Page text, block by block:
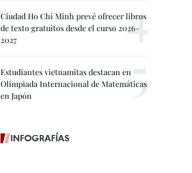
Ciudad Ho Chi Minh prevé ofrecer libros
de texto gratuitos desde el curso 2026-
2027
Estudiantes vietnamitas destacan en
Olimpiada Internacional de Matemáticas
en Japón
INFOGRAFÍAS